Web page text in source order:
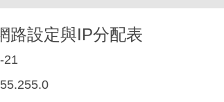
路設定與IP分配表
21